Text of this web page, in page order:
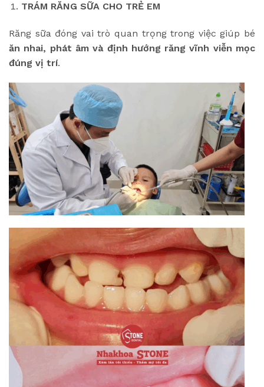
TRÁM RĂNG SỮA CHO TRẺ EM
Răng sữa đóng vai trò quan trọng trong việc giúp bé
ăn nhai, phát âm và định hướng răng vĩnh viễn mọc
đúng vị trí.